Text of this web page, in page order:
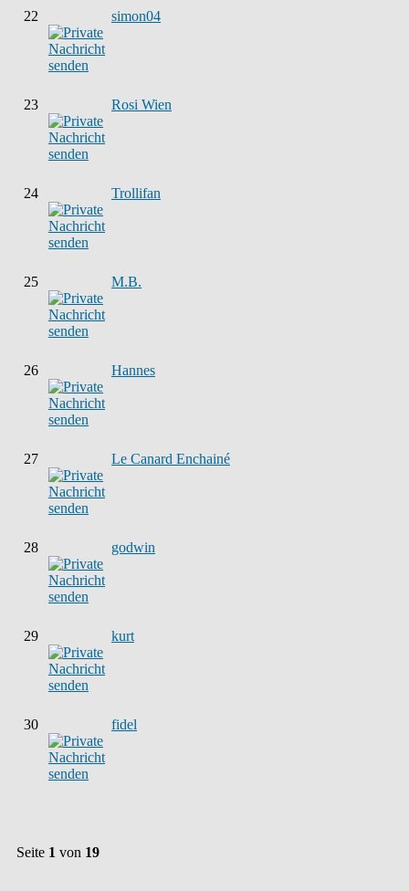
22 simon04
23 Rosi Wien
24 Trollifan
25 M.B.
26 Hannes
27 Le Canard Enchainé
28 godwin
29 kurt
30 fidel
Seite 1 von 19